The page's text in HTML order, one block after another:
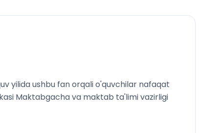
yilida ushbu fan orqali o'quvchilar nafaqat
Maktabgacha va maktab ta'limi vazirligi